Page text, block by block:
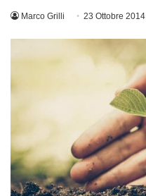
Marco Grilli 23 Ottobre 2014